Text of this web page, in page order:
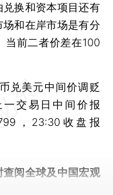
换和资本项目还有
和在岸市场是有分
当前二者价差在100
美元中间价调贬
交易日中间价报
，23:30收盘报
查阅全球及中国宏观